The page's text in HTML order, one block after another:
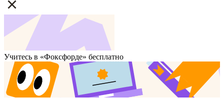
Учитесь в «Фоксфорде» бесплатно